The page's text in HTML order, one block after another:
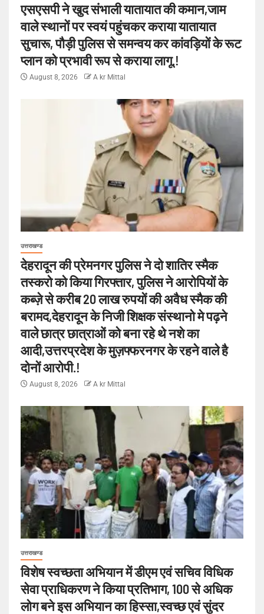
एसएसपी ने खुद संभाली यातायात की कमान,जाम
वाले स्थानों पर स्वयं पहुंचकर कराया यातायात
सुचारू, पौड़ी पुलिस से समन्वय कर कांवड़ियों के रूट
प्लान को प्रभावी रूप से कराया लागू.!
August 8, 2026 A kr Mittal
उत्तराखण्ड
देहरादून की प्रेमनगर पुलिस ने दो शातिर स्मैक
तस्करो को किया गिरफ्तार, पुलिस ने आरोपियों के
कब्ज़े से करीब 20 लाख रुपयों की अवैध स्मैक की
बरामद,देहरादून के निजी शिक्षक संस्थानो मे पढ़ने
वाले छात्र छात्राओं को बना रहे थे नशे का
आदी,उत्तरप्रदेश के मुज़फ्फरनगर के रहने वाले है
दोनों आरोपी.!
August 8, 2026 A kr Mittal
उत्तराखण्ड
विशेष स्वच्छता अभियान में डीएम एवं सचिव विधिक
सेवा प्राधिकरण ने किया प्रतिभाग, 100 से अधिक
लोग बने इस अभियान का हिस्सा,स्वच्छ एवं सुंदर